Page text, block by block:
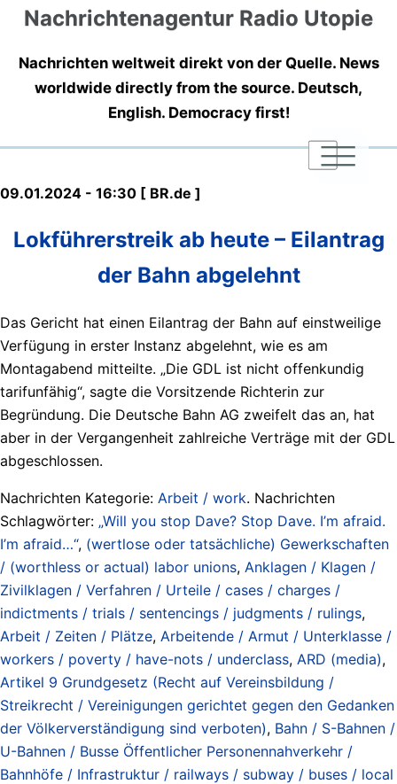
Nachrichtenagentur Radio Utopie
Nachrichten weltweit direkt von der Quelle. News
worldwide directly from the source. Deutsch,
English. Democracy first!
|
|
|
09.01.2024 - 16:30 [ BR.de ]
Lokführerstreik ab heute – Eilantrag
der Bahn abgelehnt
Das Gericht hat einen Eilantrag der Bahn auf einstweilige
Verfügung in erster Instanz abgelehnt, wie es am
Montagabend mitteilte. „Die GDL ist nicht offenkundig
tarifunfähig“, sagte die Vorsitzende Richterin zur
Begründung. Die Deutsche Bahn AG zweifelt das an, hat
aber in der Vergangenheit zahlreiche Verträge mit der GDL
abgeschlossen.
Nachrichten Kategorie: Arbeit / work. Nachrichten
Schlagwörter: „Will you stop Dave? Stop Dave. I’m afraid.
I’m afraid…“, (wertlose oder tatsächliche) Gewerkschaften
/ (worthless or actual) labor unions, Anklagen / Klagen /
Zivilklagen / Verfahren / Urteile / cases / charges /
indictments / trials / sentencings / judgments / rulings,
Arbeit / Zeiten / Plätze, Arbeitende / Armut / Unterklasse /
workers / poverty / have-nots / underclass, ARD (media),
Artikel 9 Grundgesetz (Recht auf Vereinsbildung /
Streikrecht / Vereinigungen gerichtet gegen den Gedanken
der Völkerverständigung sind verboten), Bahn / S-Bahnen /
U-Bahnen / Busse Öffentlicher Personennahverkehr /
Bahnhöfe / Infrastruktur / railways / subway / buses / local